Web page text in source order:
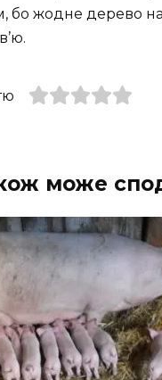
бо жодне дерево
може